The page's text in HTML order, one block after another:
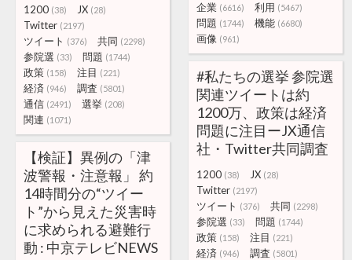
企業 (6616) 利用 (5467)
問題 (1744) 機能 (6680)
画像 (961)
1200 (38) JX (28)
Twitter (2197)
ツイート (376) 共同 (2298)
参院選 (33) 問題 (1744)
政策 (158) 注目 (221)
経済 (946) 調査 (5801)
通信 (2491) 選挙 (208)
関連 (1071)
#私たちの選挙 参院選
関連ツイートは約
1200万、政策は経済
問題に注目ーJX通信
社・Twitter共同調査
1200 (38) JX (28)
Twitter (2197)
ツイート (376) 共同 (2298)
参院選 (33) 問題 (1744)
政策 (158) 注目 (221)
経済 (946) 調査 (5801)
【検証】異例の「津
波警報・注意報」 約
14時間分の“ツイー
ト”から見えた災害時
に求められる避難行
動 : 中京テレビNEWS